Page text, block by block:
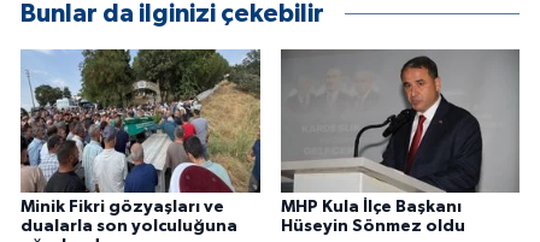
Bunlar da ilginizi çekebilir
Minik Fikri gözyaşları ve
dualarla son yolculuğuna
MHP Kula İlçe Başkanı
Hüseyin Sönmez oldu